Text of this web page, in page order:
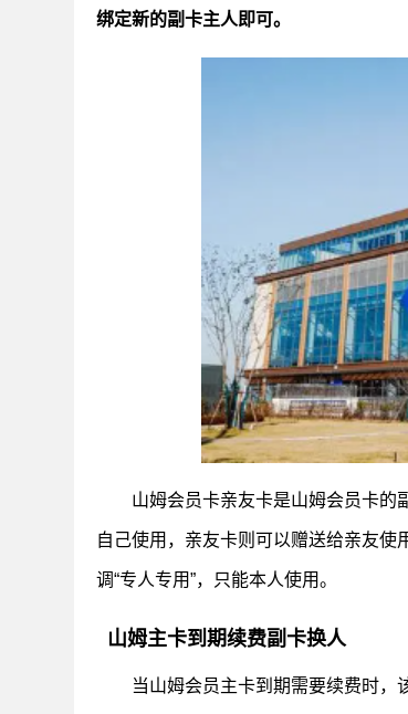
绑定新的副卡主人即可。
山姆会员卡亲友卡是山姆会员卡的
自己使用，亲友卡则可以赠送给亲友
调“专人专用”，只能本人使用。
山姆主卡到期续费副卡换人
当山姆会员主卡到期需要续费时，